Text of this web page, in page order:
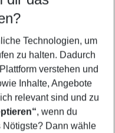
Technologien, um
zu halten. Dadurch
verstehen und
Inhalte, Angebote
relevant sind und zu
, wenn du
Nötigste? Dann wähle